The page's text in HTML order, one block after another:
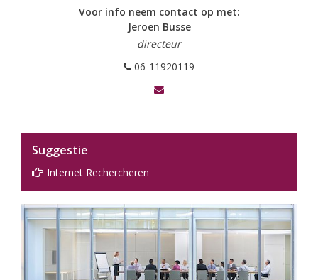
Voor info neem contact op met:
Jeroen Busse
directeur
06-11920119
Suggestie
Internet Rechercheren